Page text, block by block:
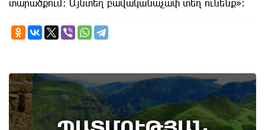
տարածքում։ Այնտեղ բավականաչափ տեղ ունենք»: